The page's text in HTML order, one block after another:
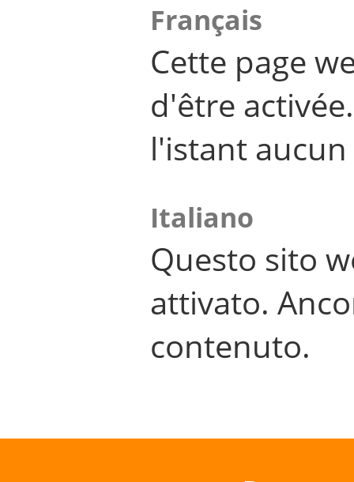
Français
Cette page
d'être
l'istant
Italiano
Questo sito
attivato.
contenuto.